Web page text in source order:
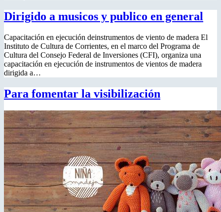
Dirigido a musicos y publico en general
Capacitación en ejecución deinstrumentos de viento de madera El
Instituto de Cultura de Corrientes, en el marco del Programa de
Cultura del Consejo Federal de Inversiones (CFI), organiza una
capacitación en ejecución de instrumentos de vientos de madera
dirigida a…
Para fomentar la visibilización